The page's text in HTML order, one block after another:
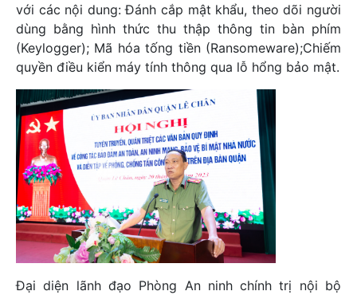
với các nội dung: Đánh cắp mật khẩu, theo dõi người
dùng bằng hình thức thu thập thông tin bàn phím
(Keylogger); Mã hóa tống tiền (Ransomeware);Chiếm
quyền điều kiển máy tính thông qua lỗ hổng bảo mật.
Đại diện lãnh đạo Phòng An ninh chính trị nội bộ